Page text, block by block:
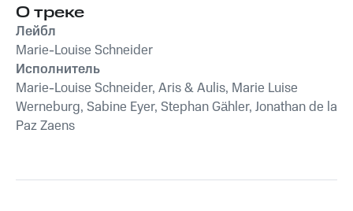
Франц Шуберт
String Orchestra
Антонио Вивальди
О треке
Лейбл
Marie-Louise Schneider
Исполнитель
Marie-Louise Schneider, Aris & Aulis, Marie Luise
Werneburg, Sabine Eyer, Stephan Gähler, Jonathan de la
Paz Zaens